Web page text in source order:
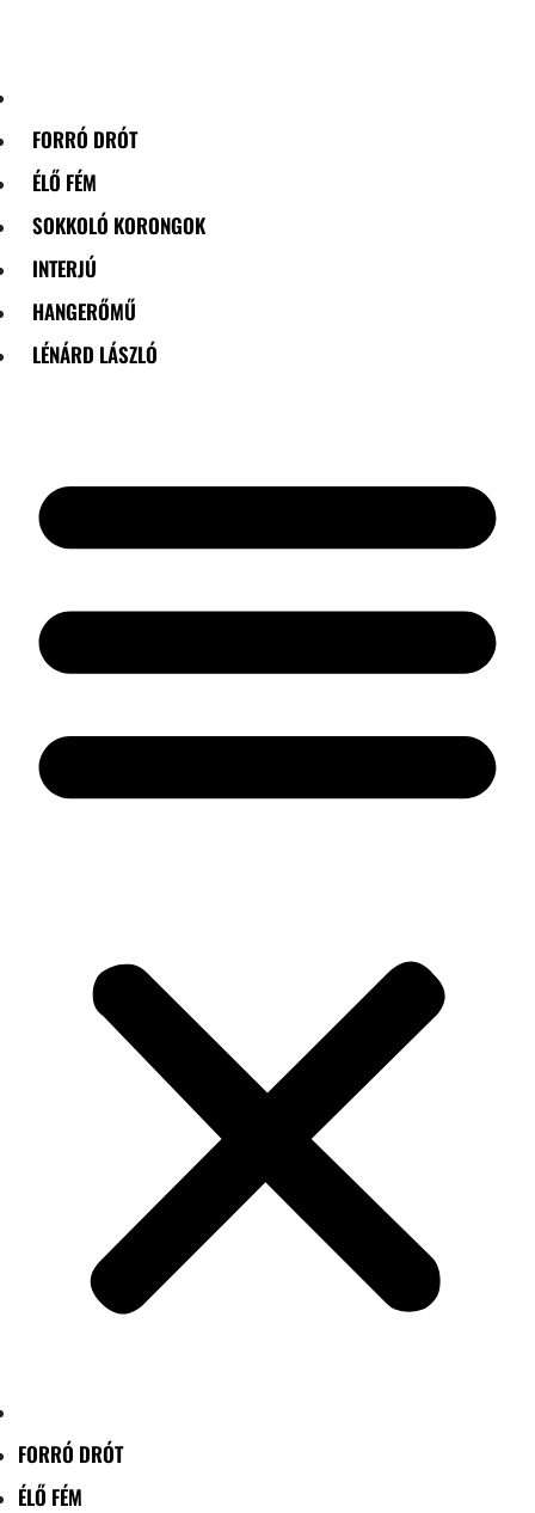
FORRÓ DRÓT
ÉLŐ FÉM
SOKKOLÓ KORONGOK
INTERJÚ
HANGERŐMŰ
LÉNÁRD LÁSZLÓ
FORRÓ DRÓT
ÉLŐ FÉM